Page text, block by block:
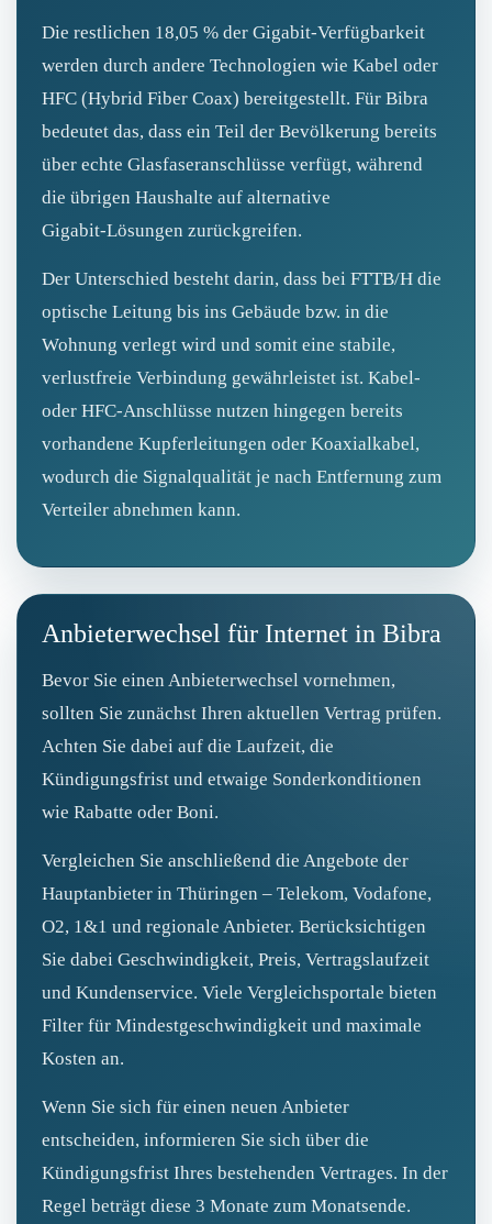
Die restlichen 18,05 % der Gigabit‑Verfügbarkeit
werden durch andere Technologien wie Kabel oder
HFC (Hybrid Fiber Coax) bereitgestellt. Für Bibra
bedeutet das, dass ein Teil der Bevölkerung bereits
über echte Glasfaseranschlüsse verfügt, während
die übrigen Haushalte auf alternative
Gigabit‑Lösungen zurückgreifen.
Der Unterschied besteht darin, dass bei FTTB/H die
optische Leitung bis ins Gebäude bzw. in die
Wohnung verlegt wird und somit eine stabile,
verlustfreie Verbindung gewährleistet ist. Kabel-
oder HFC‑Anschlüsse nutzen hingegen bereits
vorhandene Kupferleitungen oder Koaxialkabel,
wodurch die Signalqualität je nach Entfernung zum
Verteiler abnehmen kann.
Anbieterwechsel für Internet in Bibra
Bevor Sie einen Anbieterwechsel vornehmen,
sollten Sie zunächst Ihren aktuellen Vertrag prüfen.
Achten Sie dabei auf die Laufzeit, die
Kündigungsfrist und etwaige Sonderkonditionen
wie Rabatte oder Boni.
Vergleichen Sie anschließend die Angebote der
Hauptanbieter in Thüringen – Telekom, Vodafone,
O2, 1&1 und regionale Anbieter. Berücksichtigen
Sie dabei Geschwindigkeit, Preis, Vertragslaufzeit
und Kundenservice. Viele Vergleichsportale bieten
Filter für Mindestgeschwindigkeit und maximale
Kosten an.
Wenn Sie sich für einen neuen Anbieter
entscheiden, informieren Sie sich über die
Kündigungsfrist Ihres bestehenden Vertrages. In der
Regel beträgt diese 3 Monate zum Monatsende.